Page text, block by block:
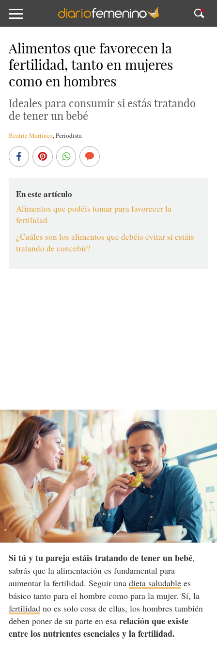
Alimentos que favorecen la
fertilidad, tanto en mujeres
como en hombres
Ideales para consumir si estás tratando
de tener un bebé
Beatriz Martínez,Periodista
En este artículo
Alimentos que podéis tomar para favorecer la
fertilidad
¿Cuáles son los alimentos que debéis evitar si estáis
tratando de concebir?
Si tú y tu pareja estáis tratando de tener un bebé,
sabrás que la alimentación es fundamental para
aumentar la fertilidad. Seguir una dieta saludablees
básico tanto para el hombre como para la mujer. Sí, la
fertilidadno es solo cosa de ellas, los hombres también
deben poner de su parte en esa relación que existe
entre los nutrientes esenciales y la fertilidad.